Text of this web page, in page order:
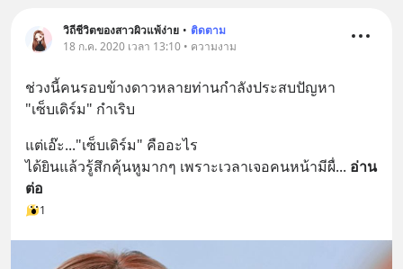
วิถีชีวิตของสาวผิวแพ้ง่าย • ติดตาม
18 ก.ค. 2020 เวลา 13:10 • ความงาม
ช่วงนี้คนรอบข้างดาวหลายท่านกำลังประสบปัญหา
"เซ็บเดิร์ม" กำเริบ
แต่เอ๊ะ..."เซ็บเดิร์ม" คืออะไร
ได้ยินแล้วรู้สึกคุ้นหูมากๆ เพราะเวลาเจอคนหน้ามีผื่... อ่าน
ต่อ
1